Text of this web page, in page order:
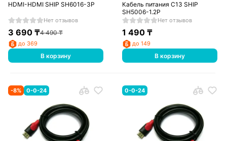
HDMI-HDMI SHIP SH6016-3P
Нет отзывов
3 690₸4 490₸
до 369
В корзину
Кабель питания С13 SHIP
SH5006-1.2P
Нет отзывов
1 490 ₸
до 149
В корзину
-8% 0-0-24 0-0-24